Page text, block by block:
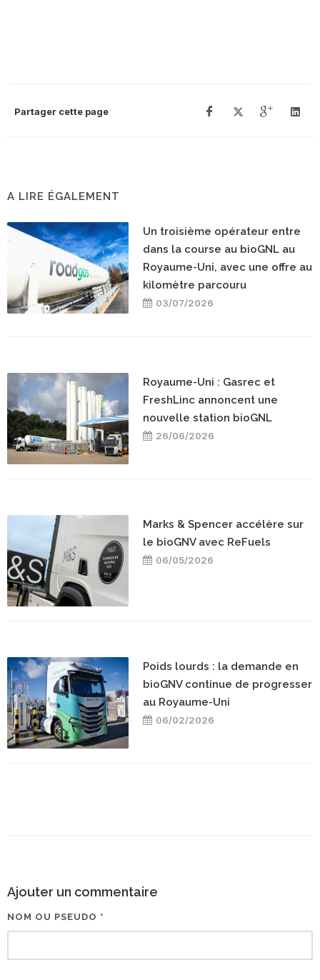
Partager cette page
A LIRE ÉGALEMENT
Un troisième opérateur entre
dans la course au bioGNL au
Royaume-Uni, avec une offre au
kilomètre parcouru
03/07/2026
Royaume-Uni : Gasrec et
FreshLinc annoncent une
nouvelle station bioGNL
26/06/2026
Marks & Spencer accélère sur
le bioGNV avec ReFuels
06/05/2026
Poids lourds : la demande en
bioGNV continue de progresser
au Royaume-Uni
06/02/2026
Ajouter un commentaire
NOM OU PSEUDO *